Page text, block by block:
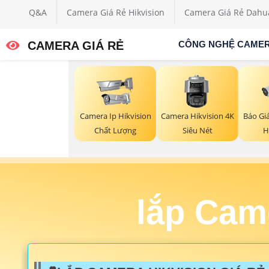
Q&A Camera Giá Rẻ Hikvision Camera Giá Rẻ
CAMERA GIÁ RẺ CÔNG NGHỆ
Camera Ip Hikvision
Chất Lượng
Camera Hikvision 4K
Siêu Nét
Báo
lắp